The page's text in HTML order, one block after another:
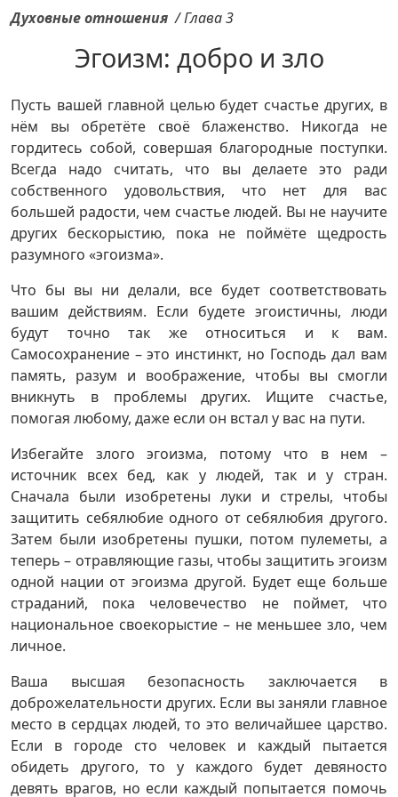
Духовные отношения /Глава 3
Эгоизм: добро и зло
Пусть вашей главной целью будет счастье других, в
нём вы обретёте своё блаженство. Никогда не
гордитесь собой, совершая благородные поступки.
Всегда надо считать, что вы делаете это ради
собственного удовольствия, что нет для вас
большей радости, чем счастье людей. Вы не научите
других бескорыстию, пока не поймёте щедрость
разумного «эгоизма».
Что бы вы ни делали, все будет соответствовать
вашим действиям. Если будете эгоистичны, люди
будут точно так же относиться и к вам.
Самосохранение – это инстинкт, но Господь дал вам
память, разум и воображение, чтобы вы смогли
вникнуть в проблемы других. Ищите счастье,
помогая любому, даже если он встал у вас на пути.
Избегайте злого эгоизма, потому что в нем –
источник всех бед, как у людей, так и у стран.
Сначала были изобретены луки и стрелы, чтобы
защитить себялюбие одного от себялюбия другого.
Затем были изобретены пушки, потом пулеметы, а
теперь – отравляющие газы, чтобы защитить эгоизм
одной нации от эгоизма другой. Будет еще больше
страданий, пока человечество не поймет, что
национальное своекорыстие – не меньшее зло, чем
личное.
Ваша высшая безопасность заключается в
доброжелательности других. Если вы заняли главное
место в сердцах людей, то это величайшее царство.
Если в городе сто человек и каждый пытается
обидеть другого, то у каждого будет девяносто
девять врагов, но если каждый попытается помочь